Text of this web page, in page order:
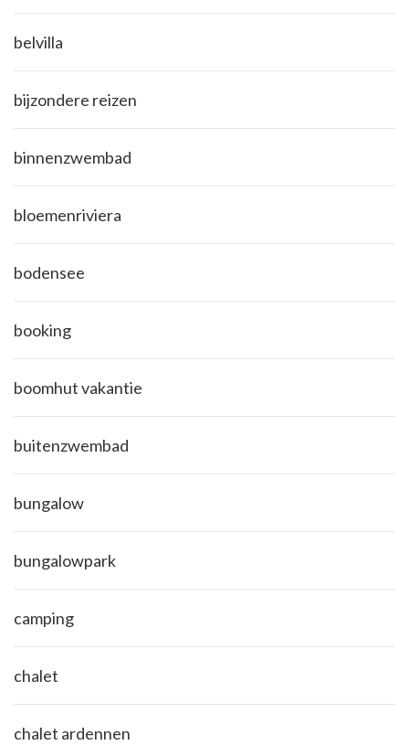
belvilla
bijzondere reizen
binnenzwembad
bloemenriviera
bodensee
booking
boomhut vakantie
buitenzwembad
bungalow
bungalowpark
camping
chalet
chalet ardennen